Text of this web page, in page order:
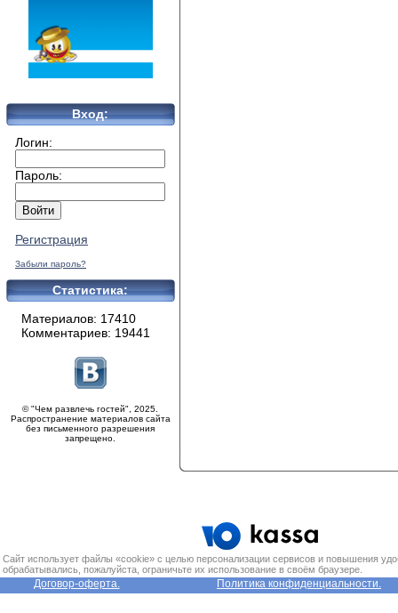
Вход:
Логин:
Пароль:
Регистрация
Забыли пароль?
Статистика:
Материалов: 17410
Комментариев: 19441
© "Чем развлечь гостей", 2025.
Распространение материалов сайта
без письменного разрешения
запрещено.
Сайт использует файлы «cookie» с целью персонализации сервисов и повышения
обрабатывались, пожалуйста, ограничьте их использование в своём браузере.
Договор-оферта. Политика конфиденциальности.